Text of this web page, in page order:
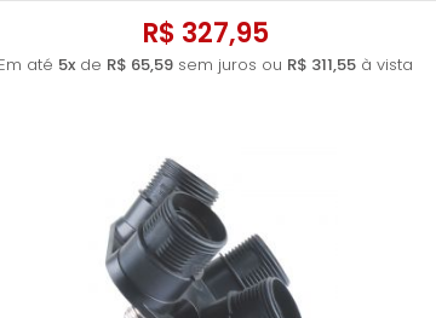
R$ 327,95
até 5xde R$ 65,59sem juros ou R$ 311,55à vista